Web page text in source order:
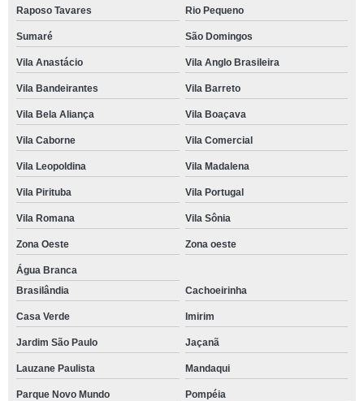
Raposo Tavares Rio Pequeno
Sumaré São Domingos
Vila Anastácio Vila Anglo Brasileira
Vila Bandeirantes Vila Barreto
Vila Bela Aliança Vila Boaçava
Vila Caborne Vila Comercial
Vila Leopoldina Vila Madalena
Vila Pirituba Vila Portugal
Vila Romana Vila Sônia
Zona Oeste Zona oeste
Água Branca
Brasilândia
Cachoeirinha
Casa Verde Imirim
Jardim São Paulo Jaçanã
Lauzane Paulista Mandaqui
Parque Novo Mundo Pompéia